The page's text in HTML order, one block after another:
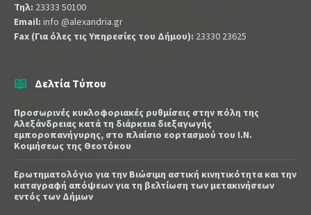
Τηλ: 23333 50100
Email: info @alexandria.gr
Fax (Για όλες τις Υπηρεσίες του Δήμου): 23330 23625
Δελτία Τύπου
Προσωρινές κυκλοφοριακές ρυθμίσεις στην πόλη της
Αλεξάνδρειας κατά τη διάρκεια διεξαγωγής
εμποροπανήγυρης, στο πλαίσιο εορτασμού του Ι.Ν.
Κοιμήσεως της Θεοτόκου
Ερωτηματολόγιο για την Βιώσιμη αστική κινητικότητα και την
καταγραφή απόψεων για τη βελτίωση των μετακινήσεων
εντός των Δήμων